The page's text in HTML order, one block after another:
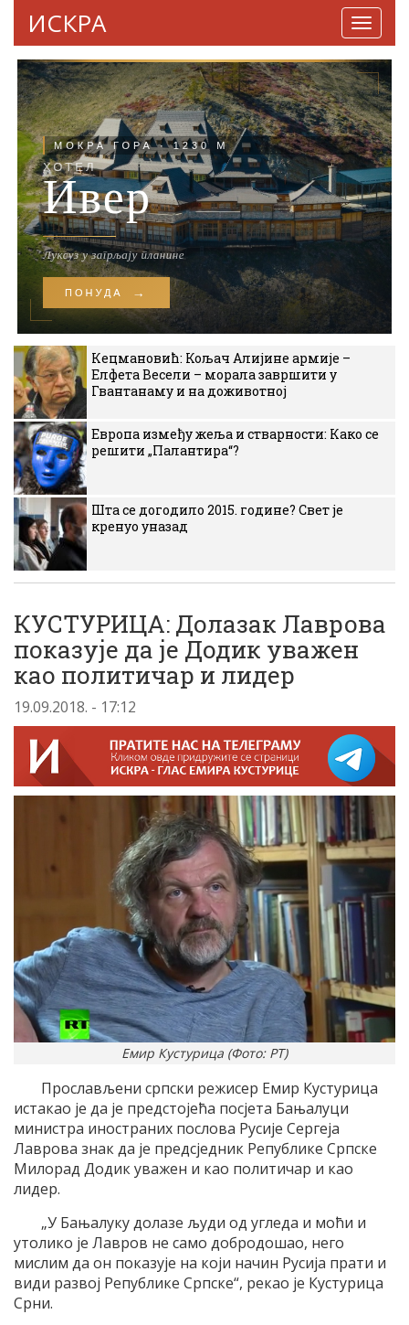
ИСКРА
Кецмановић: Кољач Алијине армије –
Елфета Весели – морала завршити у
Гвантанаму и на доживотној
Европа између жеља и стварности: Како се
решити „Палантира“?
Шта се догодило 2015. године? Свет је
кренуо уназад
КУСТУРИЦА: Долазак Лаврова
показује да је Додик уважен
као политичар и лидер
19.09.2018. - 17:12
Емир Кустурица (Фото: РТ)
Прослављени српски режисер Емир Кустурица
истакао је да је предстојећа посјета Бањалуци
министра иностраних послова Русије Сергеја
Лаврова знак да је предсједник Републике Српске
Милорад Додик уважен и као политичар и као
лидер.
„У Бањалуку долазе људи од угледа и моћи и
утолико је Лавров не само добродошао, него
мислим да он показује на који начин Русија прати и
види развој Републике Српске“, рекао је Кустурица
Срни.